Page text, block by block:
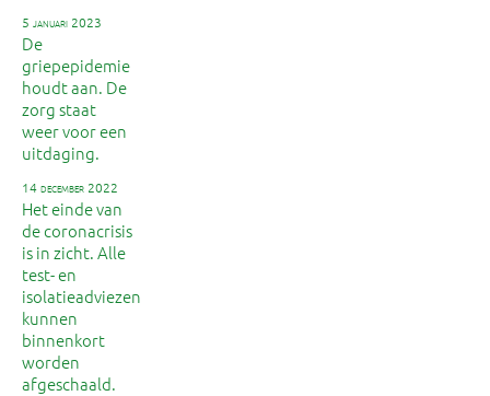
5 januari 2023
De
griepepidemie
houdt aan. De
zorg staat
weer voor een
uitdaging.
14 december 2022
Het einde van
de coronacrisis
is in zicht. Alle
test- en
isolatieadviezen
kunnen
binnenkort
worden
afgeschaald.